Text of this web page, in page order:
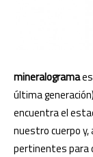
mineralograma
última
encuentra el
nuestro cuerpo y,
pertinentes para